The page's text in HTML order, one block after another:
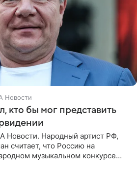
Новости
кто бы мог представить
Народный артист РФ,
считает, что Россию на
музыкальном конкурсе